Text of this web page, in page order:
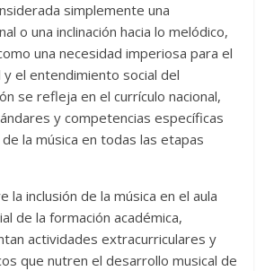
simplemente una
o una inclinación hacia lo melódico,
una necesidad imperiosa para el
el entendimiento social del
se refleja en el currículo nacional,
y competencias específicas
la música en todas las etapas
la inclusión de la música en el aula
de la formación académica,
actividades extracurriculares y
que nutren el desarrollo musical de